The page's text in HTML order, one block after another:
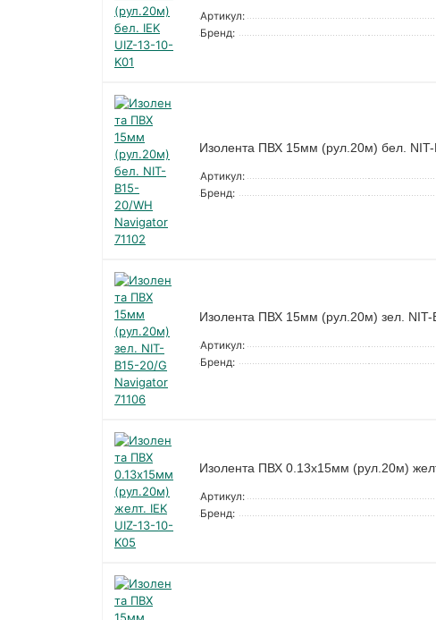
Артикул:
Бренд:
Изолента ПВХ 15мм (рул.20м) бел.
Артикул:
Бренд:
Изолента ПВХ 15мм (рул.20м) зел. NIT-
Артикул:
Бренд:
Изолента ПВХ 0.13х15мм (рул.20м)
Артикул:
Бренд: